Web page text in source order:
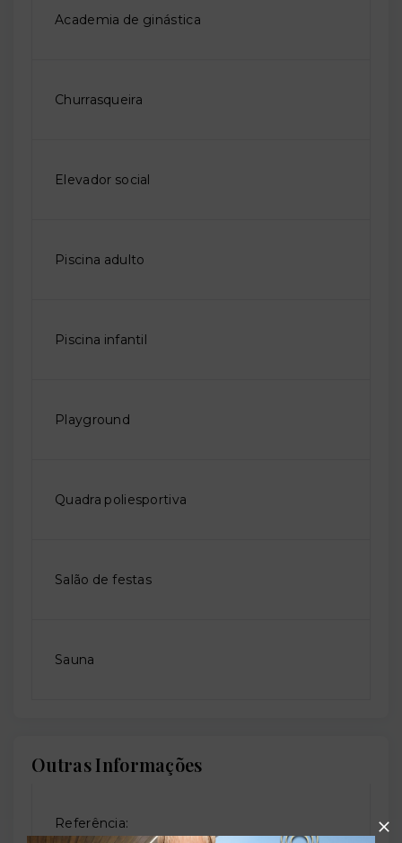
Academia de ginástica
Churrasqueira
Elevador social
Piscina adulto
Piscina infantil
Playground
Quadra poliesportiva
Salão de festas
Sauna
Outras Informações
Referência: